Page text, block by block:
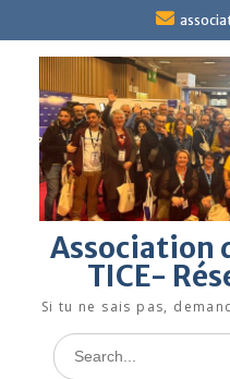
content
Association
TICE-
Si tu ne sais pas,
Search
for: